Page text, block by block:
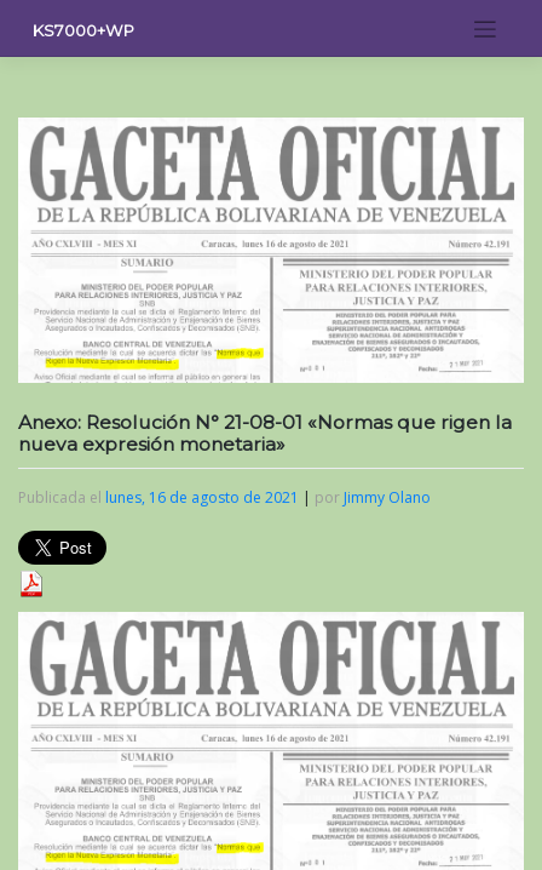
contenido
KS7000+WP
Anexo: Resolución N° 21-08-01 «Normas que rigen la
nueva expresión monetaria»
Publicada el lunes, 16 de agosto de 2021 | por Jimmy Olano